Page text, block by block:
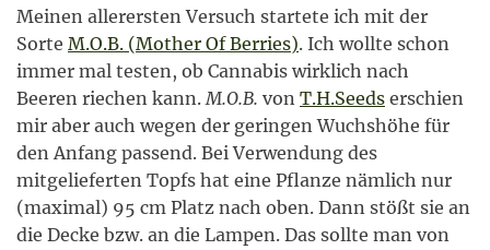
Meinen allerersten Versuch startete ich mit der
Sorte M.O.B. (Mother Of Berries). Ich wollte schon
immer mal testen, ob Cannabis wirklich nach
Beeren riechen kann.M.O.B. von T.H.Seeds erschien
mir aber auch wegen der geringen Wuchshöhe für
den Anfang passend. Bei Verwendung des
mitgelieferten Topfs hat eine Pflanze nämlich nur
(maximal) 95 cm Platz nach oben. Dann stößt sie an
die Decke bzw. an die Lampen. Das sollte man von